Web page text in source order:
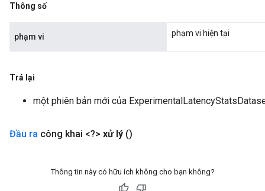
Thông số
phạm vi phạm vi hiện tại
Trả lại
một phiên bản mới của
Đầu ra công khai <?> xử lý ()
Thông tin này có hữu ích không cho bạn không?